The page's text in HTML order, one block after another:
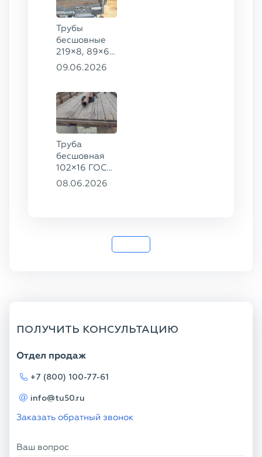
Трубы
бесшовные
219×8, 89×6,
38×4 ГОСТ
14-3Р-55-
2001 сталь
12Х1МФ
09.06.2026
Труба
бесшовная
102×16 ГОСТ
8732-78, ст.
08.06.2026
ПОЛУЧИТЬ КОНСУЛЬТАЦИЮ
Отдел продаж
+7 (800) 100-77-61
info@tu50.ru
Заказать обратный звонок
Ваш вопрос